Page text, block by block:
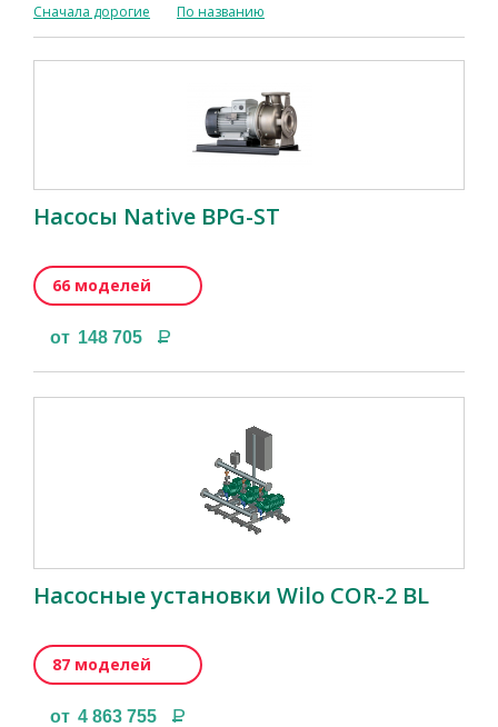
Сначала дорогие
По названию
Насосы Native BPG-ST
66 моделей
от 148 705 Р
Насосные установки Wilo COR-2 BL
87 моделей
от 4 863 755 Р